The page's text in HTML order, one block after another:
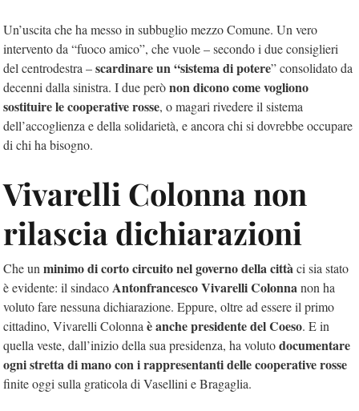
Un’uscita che ha messo in subbuglio mezzo Comune. Un vero
intervento da “fuoco amico”, che vuole – secondo i due consiglieri
del centrodestra –scardinare un “sistema di potere” consolidato da
decenni dalla sinistra. I due perònon dicono come vogliono
sostituire le cooperative rosse, o magari rivedere il sistema
dell’accoglienza e della solidarietà, e ancora chi si dovrebbe occupare
di chi ha bisogno.
Vivarelli Colonna non
rilascia dichiarazioni
Che un minimo di corto circuito nel governo della cittàci sia stato
è evidente: il sindacoAntonfrancesco Vivarelli Colonnanon ha
voluto fare nessuna dichiarazione. Eppure, oltre ad essere il primo
cittadino, Vivarelli Colonna è anche presidente del Coeso. E in
quella veste, dall’inizio della sua presidenza, ha volutodocumentare
ogni stretta di mano con i rappresentanti delle cooperative rosse
finite oggi sulla graticola di Vasellini e Bragaglia.